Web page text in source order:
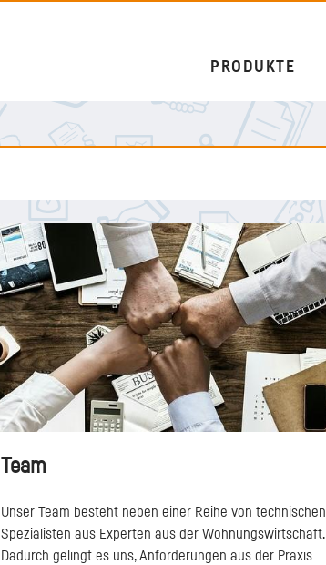
PRODUKTE
Team
Unser Team besteht neben einer Reihe von technischen
Spezialisten aus Experten aus der Wohnungswirtschaft.
Dadurch gelingt es uns, Anforderungen aus der Praxis